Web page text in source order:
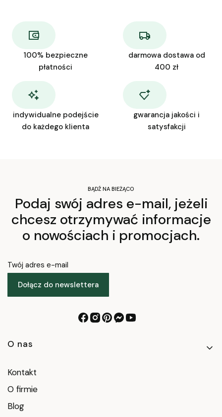
100% bezpieczne
płatności
darmowa dostawa od
400 zł
indywidualne podejście
do każdego klienta
gwarancja jakości i
satysfakcji
BĄDŹ NA BIEŻĄCO
Podaj swój adres e-mail, jeżeli
chcesz otrzymywać informacje
o nowościach i promocjach.
Twój adres e-mail
Dołącz do newslettera
Linki w stopce
O nas
Kontakt
O firmie
Blog